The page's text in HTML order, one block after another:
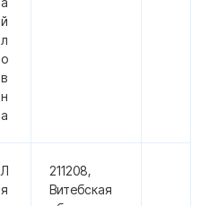
й
л
о
в
н
а
Л
я
211208,
Витебская